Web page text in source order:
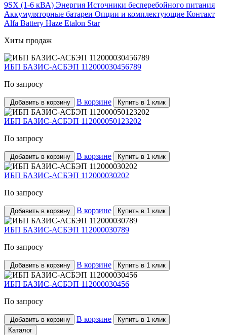
9SX (1-6 кВА) Энергия Источники бесперебойного питания
Аккумуляторные батареи Опции и комплектующие Контакт
Alfa Battery Haze Etalon Star
Хиты продаж
ИБП БАЗИС-АСБЭП 112000030456789
По запросу
Добавить в корзину В корзине Купить в 1 клик
ИБП БАЗИС-АСБЭП 112000050123202
По запросу
Добавить в корзину В корзине Купить в 1 клик
ИБП БАЗИС-АСБЭП 112000030202
По запросу
Добавить в корзину В корзине Купить в 1 клик
ИБП БАЗИС-АСБЭП 112000030789
По запросу
Добавить в корзину В корзине Купить в 1 клик
ИБП БАЗИС-АСБЭП 112000030456
По запросу
Добавить в корзину В корзине
Купить в 1 клик
Каталог